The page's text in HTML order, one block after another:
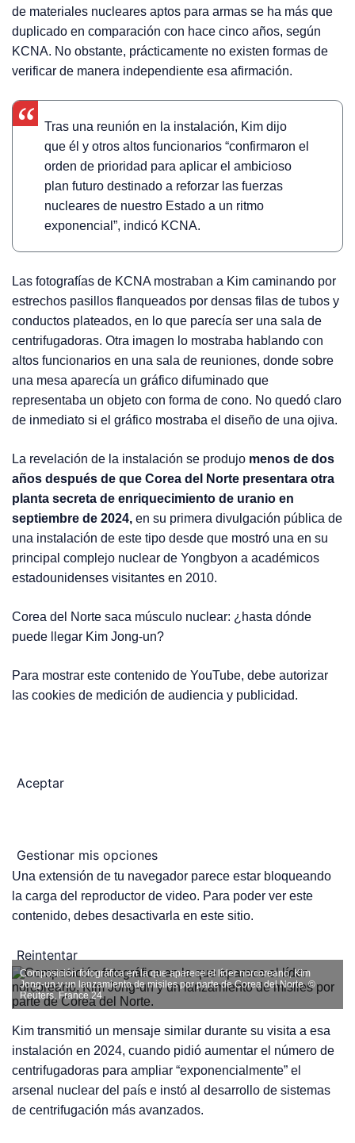
de materiales nucleares aptos para armas se ha más que
duplicado en comparación con hace cinco años, según
KCNA. No obstante, prácticamente no existen formas de
verificar de manera independiente esa afirmación.
Tras una reunión en la instalación, Kim dijo
que él y otros altos funcionarios “confirmaron el
orden de prioridad para aplicar el ambicioso
plan futuro destinado a reforzar las fuerzas
nucleares de nuestro Estado a un ritmo
exponencial”, indicó KCNA.
Las fotografías de KCNA mostraban a Kim caminando por
estrechos pasillos flanqueados por densas filas de tubos y
conductos plateados, en lo que parecía ser una sala de
centrifugadoras. Otra imagen lo mostraba hablando con
altos funcionarios en una sala de reuniones, donde sobre
una mesa aparecía un gráfico difuminado que
representaba un objeto con forma de cono. No quedó claro
de inmediato si el gráfico mostraba el diseño de una ojiva.
La revelación de la instalación se produjo menos de dos
años después de que Corea del Norte presentara otra
planta secreta de enriquecimiento de uranio en
septiembre de 2024, en su primera divulgación pública de
una instalación de este tipo desde que mostró una en su
principal complejo nuclear de Yongbyon a académicos
estadounidenses visitantes en 2010.
Corea del Norte saca músculo nuclear: ¿hasta dónde
puede llegar Kim Jong-un?
Para mostrar este contenido de YouTube, debe autorizar
las cookies de medición de audiencia y publicidad.
Aceptar
Gestionar mis opciones
Una extensión de tu navegador parece estar bloqueando
la carga del reproductor de video. Para poder ver este
contenido, debes desactivarla en este sitio.
Reintentar
Composición fotográfica en la que aparece el líder norcoreano, Kim
Jong-un y un lanzamiento de misiles por parte de Corea del Norte. ©
Reuters, France 24
Kim transmitió un mensaje similar durante su visita a esa
instalación en 2024, cuando pidió aumentar el número de
centrifugadoras para ampliar “exponencialmente” el
arsenal nuclear del país e instó al desarrollo de sistemas
de centrifugación más avanzados.